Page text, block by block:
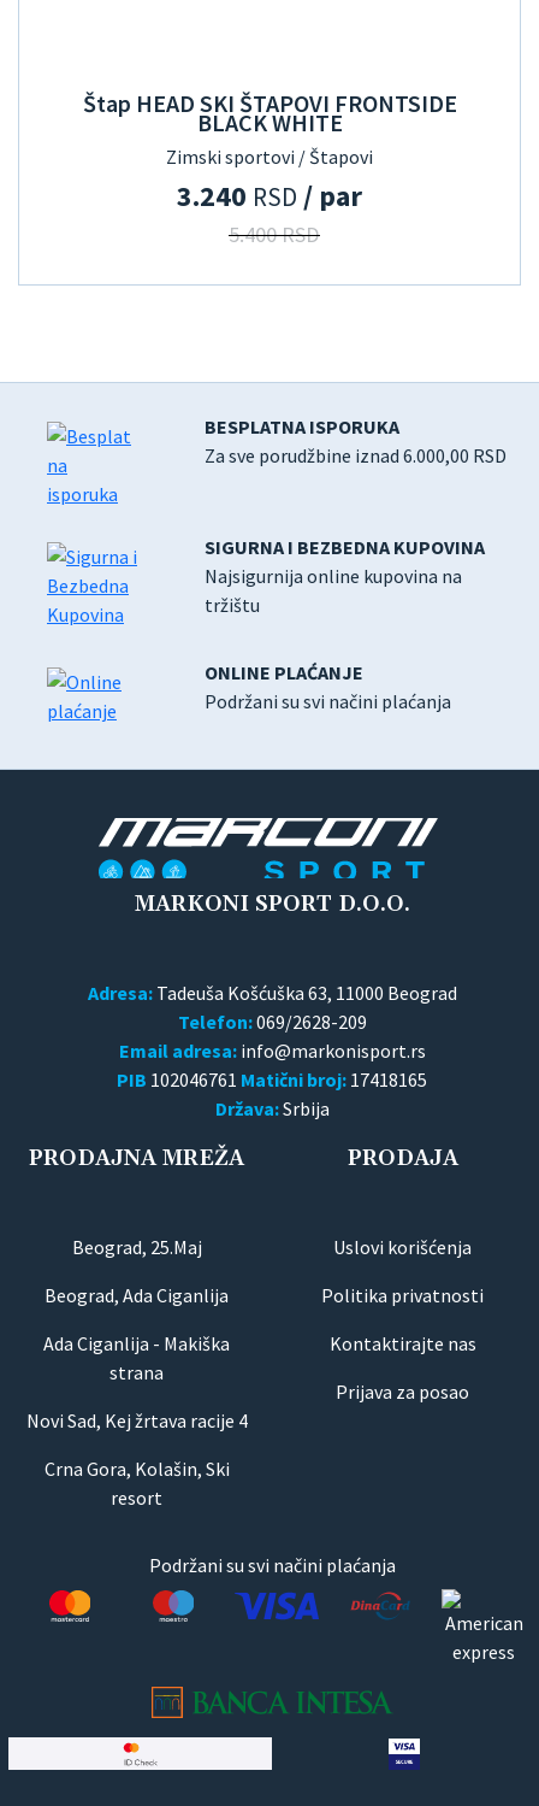
Štap HEAD SKI ŠTAPOVI FRONTSIDE
BLACK WHITE
Zimski sportovi / Štapovi
3.240 RSD / par
5.400 RSD
BESPLATNA ISPORUKA
Za sve porudžbine iznad 6.000,00 RSD
SIGURNA I BEZBEDNA KUPOVINA
Najsigurnija online kupovina na
tržištu
ONLINE PLAĆANJE
Podržani su svi načini plaćanja
MARKONI SPORT D.O.O.
Adresa:Tadeuša Košćuška 63, 11000 Beograd
Telefon:069/2628-209
Email adresa:
PIB 102046761 Matični broj: 17418165
Država:Srbija
PRODAJNA MREŽA
Beograd, 25.Maj
Beograd, Ada Ciganlija
Ada Ciganlija - Makiška
strana
Novi Sad, Kej žrtava racije 4
Crna Gora, Kolašin, Ski
resort
PRODAJA
Uslovi korišćenja
Politika privatnosti
Kontaktirajte nas
Prijava za posao
Podržani su svi načini plaćanja